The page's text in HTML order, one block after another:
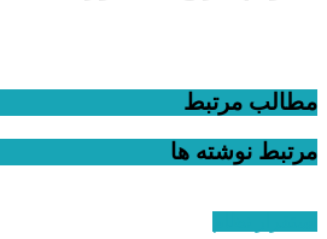
مطالب مرتبط
مرتبط نوشته ها